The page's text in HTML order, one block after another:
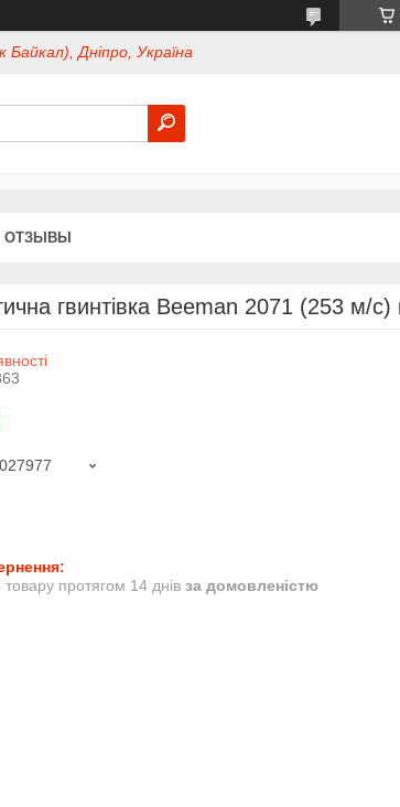
Дніпро, Україна
ОТЗЫВЫ
гвинтівка Beeman 2071 (253 м/
протягом 14 днів за домовленістю